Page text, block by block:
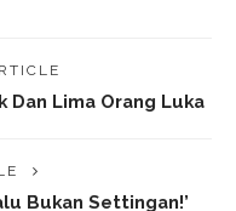
Dan Lima Orang Luka
Bukan Settingan!’